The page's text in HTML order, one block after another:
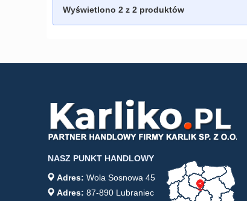
Wyświetlono 2 z 2 produktów
NASZ PUNKT HANDLOWY
Adres: Wola Sosnowa 45
Adres: 87-890 Lubraniec